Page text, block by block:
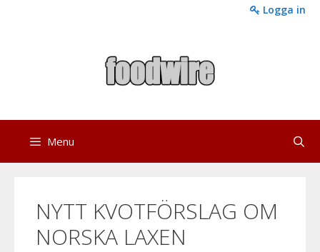
Logga in
Menu
NYTT KVOTFÖRSLAG OM
NORSKA LAXEN